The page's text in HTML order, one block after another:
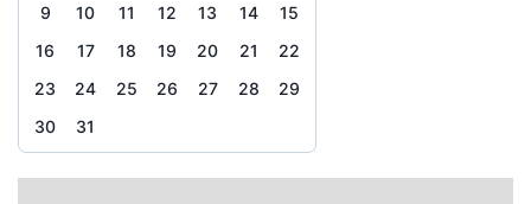
9
10 11 12 13 14
15
16
17 18 19 20 21
22
23
24 25 26 27 28
29
30
31